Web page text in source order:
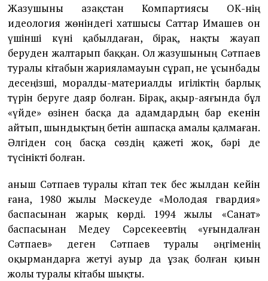
Жазушыны Қазақстан Компартиясы ОК-нің
идеология жөніндегі хатшысы Саттар Имашев он
үшінші күні қабылдаған, бірақ, нақты жауап
беруден жалтарып баққан. Ол жазушының Сәтпаев
туралы кітабын жарияламауын сұрап, не ұсынбады
десеңізші, моралды-материалды игіліктің барлық
түрін беруге даяр болған. Бірақ, ақыр-аяғында бұл
«үйде» өзінен басқа да адамдардың бар екенін
айтып, шындықтың бетін ашпасқа амалы қалмаған.
Әлгіден соң басқа сөздің қажеті жоқ, бәрі де
түсінікті болған.
Қаныш Сәтпаев туралы кітап тек бес жылдан кейін
ғана, 1980 жылы Мәскеуде «Молодая гвардия»
баспасынан жарық көрді. 1994 жылы «Санат»
баспасынан Медеу Сәрсекеевтің «Қуғындалған
Сәтпаев» деген Сәтпаев туралы әңгіменің
оқырмандарға жетуі ауыр да ұзақ болған қиын
жолы туралы кітабы шықты.